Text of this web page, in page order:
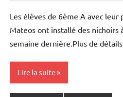
Les élèves de 6ème A avec
Mateos ont installé des nichoirs
semaine dernière.Plus de
Lire la suite